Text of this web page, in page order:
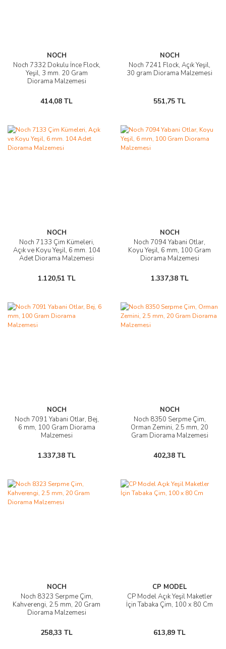
NOCH
Noch 7332 Dokulu İnce Flock,
Yeşil, 3 mm. 20 Gram
Diorama Malzemesi
414,08 TL
NOCH
Noch 7241 Flock, Açık Yeşil,
30 gram Diorama Malzemesi
551,75 TL
NOCH
Noch 7133 Çim Kümeleri,
Açık ve Koyu Yeşil, 6 mm. 104
Adet Diorama Malzemesi
1.120,51 TL
NOCH
Noch 7094 Yabani Otlar,
Koyu Yeşil, 6 mm, 100 Gram
Diorama Malzemesi
1.337,38 TL
NOCH
Noch 7091 Yabani Otlar, Bej,
6 mm, 100 Gram Diorama
Malzemesi
1.337,38 TL
NOCH
Noch 8350 Serpme Çim,
Orman Zemini, 2.5 mm, 20
Gram Diorama Malzemesi
402,38 TL
NOCH
Noch 8323 Serpme Çim,
Kahverengi, 2.5 mm, 20 Gram
Diorama Malzemesi
258,33 TL
CP MODEL
CP Model Açık Yeşil Maketler
İçin Tabaka Çim, 100 x 80 Cm
613,89 TL